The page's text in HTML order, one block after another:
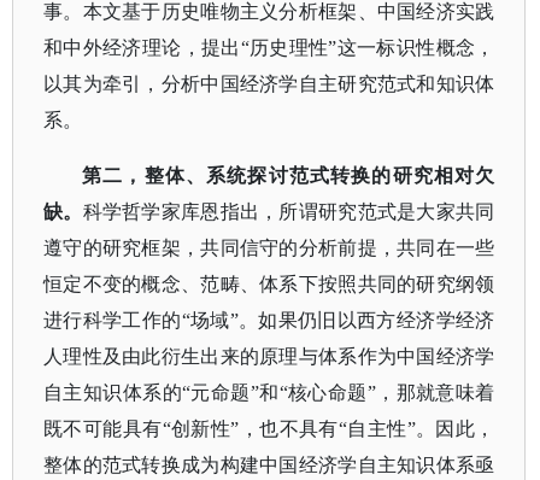
事。本文基于历史唯物主义分析框架、中国经济实践
和中外经济理论，提出“历史理性”这一标识性概念，
以其为牵引，分析中国经济学自主研究范式和知识体
系。
第二，整体、系统探讨范式转换的研究相对欠
缺。 科学哲学家库恩指出，所谓研究范式是大家共同
遵守的研究框架，共同信守的分析前提，共同在一些
恒定不变的概念、范畴、体系下按照共同的研究纲领
进行科学工作的“场域”。如果仍旧以西方经济学经济
人理性及由此衍生出来的原理与体系作为中国经济学
自主知识体系的“元命题”和“核心命题”，那就意味着
既不可能具有“创新性”，也不具有“自主性”。因此，
整体的范式转换成为构建中国经济学自主知识体系亟